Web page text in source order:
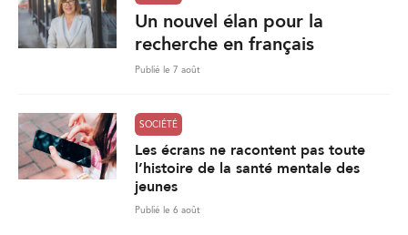
Un nouvel élan pour la
recherche en français
Publié le 7 août
SOCIÉTÉ
Les écrans ne racontent pas toute
l’histoire de la santé mentale des
jeunes
Publié le 6 août